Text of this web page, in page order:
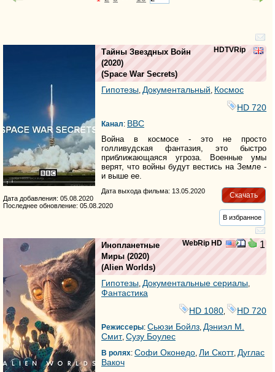
HDTVRip
Тайны Звездных Войн
(2020)
(Space War Secrets)
Гипотезы, Документальный, Космос
HD 720
Канал: BBC
Война в космосе - это не просто
голливудская фантазия, это быстро
приближающаяся угроза. Военные умы
верят, что войны будут вестись на Земле -
и выше ее.
Скачать
Дата выхода фильма: 13.05.2020
Дата добавления: 05.08.2020
Последнее обновление: 05.08.2020
В избранное
WebRip HD 1
Инопланетные
Миры (2020)
(Alien Worlds)
Гипотезы, Документальные сериалы,
Фантастика
HD 1080
HD 720
Режиссеры: Сьюзи Бойлз, Дэниэл М.
Смит, Сузy Боyлес
В ролях: Софи Оконедо, Ли Скотт, Дуглас
Вакоч